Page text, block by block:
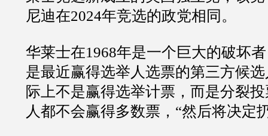
尼迪在2024年竞选的政党相同。
华莱士在1968年是一个巨大的破坏
是最近赢得选举人选票的第三方候
际上不是赢得选举计票，而是分裂
人都不会赢得多数票，“然后将决定